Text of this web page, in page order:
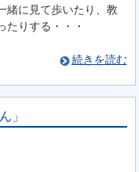
緒に見て歩いたり、教
たりする・・・
続きを読む
」